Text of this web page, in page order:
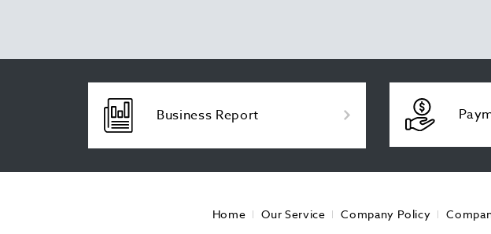
Business Report
Home Our Service Company Policy